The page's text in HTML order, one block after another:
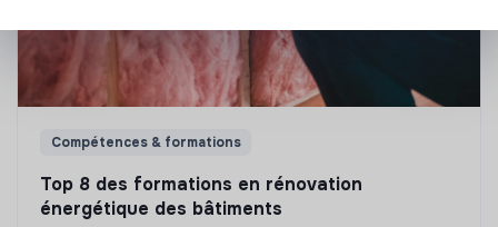
Compétences & formations
Top 8 des formations en rénovation
énergétique des bâtiments